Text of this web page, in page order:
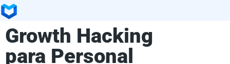
Growth Hacking
para Personal